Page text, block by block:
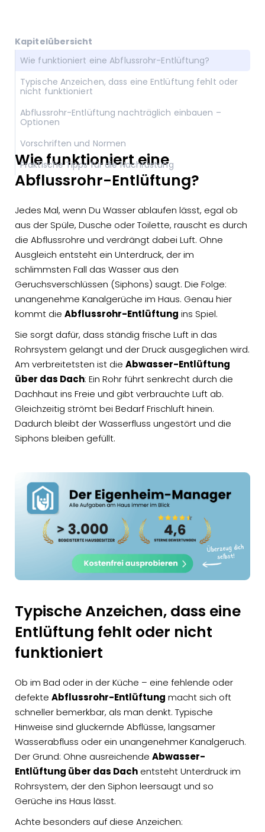
Kapitelübersicht
Wie funktioniert eine Abflussrohr-Entlüftung?
Typische Anzeichen, dass eine Entlüftung fehlt oder
nicht funktioniert
Abflussrohr-Entlüftung nachträglich einbauen –
Optionen
Vorschriften und Normen
Praktische Tipps für die Nachrüstung
Wie funktioniert eine
Abflussrohr-Entlüftung?
Jedes Mal, wenn Du Wasser ablaufen lässt, egal ob
aus der Spüle, Dusche oder Toilette, rauscht es durch
die Abflussrohre und verdrängt dabei Luft. Ohne
Ausgleich entsteht ein Unterdruck, der im
schlimmsten Fall das Wasser aus den
Geruchsverschlüssen (Siphons) saugt. Die Folge:
unangenehme Kanalgerüche im Haus. Genau hier
kommt die Abflussrohr-Entlüftung ins Spiel.
Sie sorgt dafür, dass ständig frische Luft in das
Rohrsystem gelangt und der Druck ausgeglichen wird.
Am verbreitetsten ist die Abwasser-Entlüftung
über das Dach: Ein Rohr führt senkrecht durch die
Dachhaut ins Freie und gibt verbrauchte Luft ab.
Gleichzeitig strömt bei Bedarf Frischluft hinein.
Dadurch bleibt der Wasserfluss ungestört und die
Siphons bleiben gefüllt.
Typische Anzeichen, dass eine
Entlüftung fehlt oder nicht
funktioniert
Ob im Bad oder in der Küche – eine fehlende oder
defekte Abflussrohr-Entlüftung macht sich oft
schneller bemerkbar, als man denkt. Typische
Hinweise sind gluckernde Abflüsse, langsamer
Wasserabfluss oder ein unangenehmer Kanalgeruch.
Der Grund: Ohne ausreichende Abwasser-
Entlüftung über das Dach entsteht Unterdruck im
Rohrsystem, der den Siphon leersaugt und so
Gerüche ins Haus lässt.
Achte besonders auf diese Anzeichen: